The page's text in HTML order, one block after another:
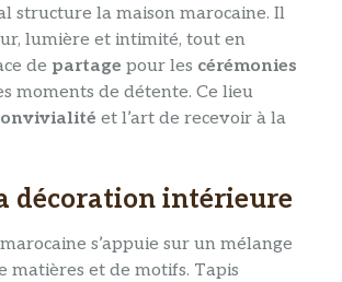
structure la maison marocaine. Il
lumière et intimité, tout en
de partage pour les cérémonies
moments de détente. Ce lieu
et l’art de recevoir à la
décoration intérieure
s’appuie sur un mélange
matières et de motifs. Tapis